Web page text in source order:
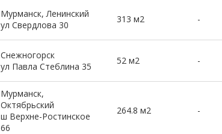
Мурманск, Ленинский
ул Свердлова 30
313 м2 -
Снежногорск
ул Павла Стеблина 35
52 м2 -
Мурманск,
Октябрьский
ш Верхне-Ростинское
66
264.8 м2 -